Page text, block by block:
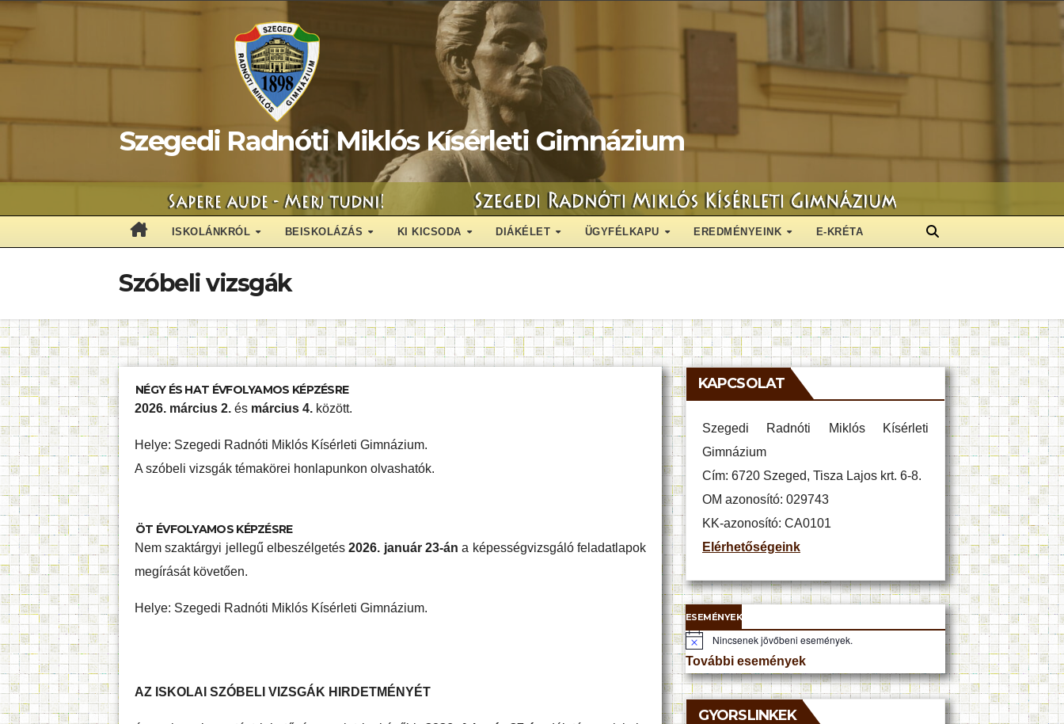
content
Szegedi Radnóti Miklós Kísérleti Gimnázium
ISKOLÁNKRÓL BEISKOLÁZÁS KI KICSODA DIÁKÉLET ÜGYFÉLKAPU EREDMÉNYEINK E-KRÉTA
Szóbeli vizsgák
NÉGY ÉS HAT ÉVFOLYAMOS KÉPZÉSRE
2026. március 2. és március 4. között.
Helye: Szegedi Radnóti Miklós Kísérleti Gimnázium.
A szóbeli vizsgák témakörei honlapunkon olvashatók.
ÖT ÉVFOLYAMOS KÉPZÉSRE
Nem szaktárgyi jellegű elbeszélgetés2026. január 23-ána képességvizsgáló feladatlapok
megírását követően.
Helye: Szegedi Radnóti Miklós Kísérleti Gimnázium.
AZ ISKOLAI SZÓBELI VIZSGÁK HIRDETMÉNYÉT
KAPCSOLAT
Szegedi Radnóti Miklós Kísérleti
Gimnázium
Cím: 6720 Szeged, Tisza Lajos krt. 6-8.
OM azonosító: 029743
KK-azonosító: CA0101
Elérhetőségeink
ESEMÉNYEK
N
o
t
i
c
Nincsenek jövőbeni események.
További események
GYORSLINKEK